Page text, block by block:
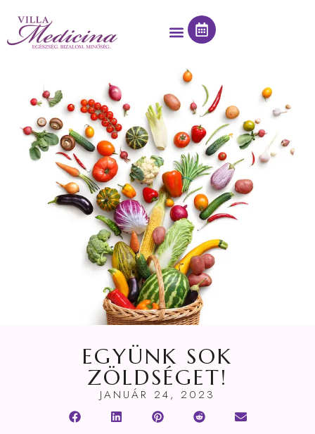
EGYÜNK SOK
ZÖLDSÉGET!
JANUÁR 24, 2023